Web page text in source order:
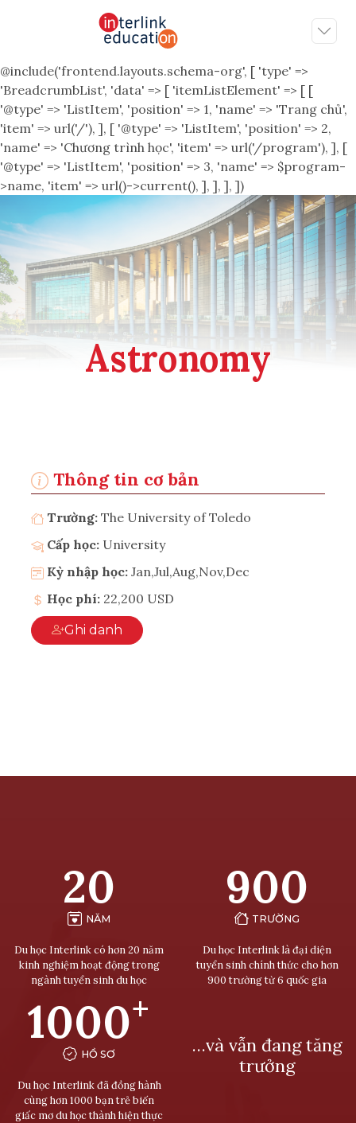
@include('frontend.layouts.schema-org', [ 'type' =>
'BreadcrumbList', 'data' => [ 'itemListElement' => [ [
'@type' => 'ListItem', 'position' => 1, 'name' => 'Trang chủ',
'item' => url('/'), ], [ '@type' => 'ListItem', 'position' => 2,
'name' => 'Chương trình học', 'item' => url('/program'), ], [
'@type' => 'ListItem', 'position' => 3, 'name' => $program-
>name, 'item' => url()->current(), ], ], ], ])
Astronomy
Thông tin cơ bản
Trường: The University of Toledo
Cấp học: University
Kỳ nhập học: Jan,Jul,Aug,Nov,Dec
Học phí: 22,200 USD
Ghi danh
20
NĂM
Du học Interlink có hơn 20 năm
kinh nghiệm hoạt động trong
ngành tuyển sinh du học
900
TRƯỜNG
Du học Interlink là đại diện
tuyển sinh chính thức cho hơn
900 trường từ 6 quốc gia
1000+
HỒ SƠ
Du học Interlink đã đồng hành
cùng hơn 1000 bạn trẻ biến
giấc mơ du học thành hiện thực
…và vẫn đang tăng
trưởng